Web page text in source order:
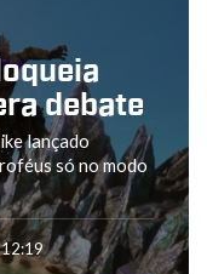
debate
lançado
só no modo